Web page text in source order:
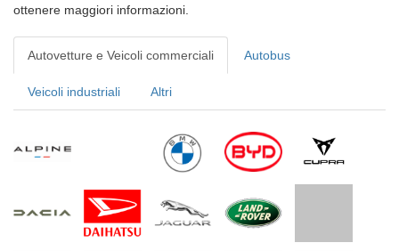
ottenere maggiori informazioni.
Autovetture e Veicoli commerciali Autobus
Veicoli industriali Altri